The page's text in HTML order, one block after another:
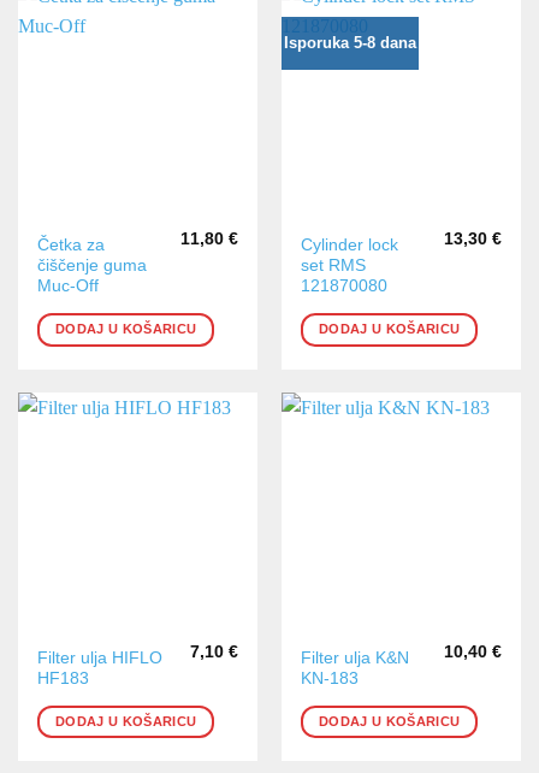
Četka za
čiščenje guma
Muc-Off
11,80 €
DODAJ U KOŠARICU
Isporuka 5-8 dana
Cylinder lock
set RMS
121870080
13,30 €
DODAJ U KOŠARICU
Filter ulja HIFLO
HF183
7,10 €
DODAJ U KOŠARICU
Filter ulja K&N
KN-183
10,40 €
DODAJ U KOŠARICU